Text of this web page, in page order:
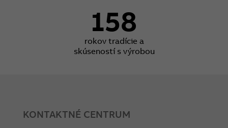
158
rokov tradície a
skúseností s výrobou
KONTAKTNÉ CENTRUM